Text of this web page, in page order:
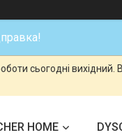
сьогодні
HOME